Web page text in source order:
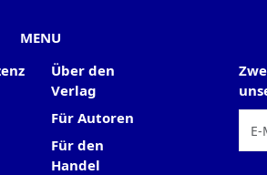
MENU
Über den
Verlag
Für Autoren
Für den
Handel